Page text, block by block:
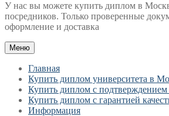
У нас вы можете купить диплом в
посредников. Только проверенные
оформление и доставка
Меню
Главная
Купить диплом университета в
Купить диплом с
Купить диплом с гарантией
Информация